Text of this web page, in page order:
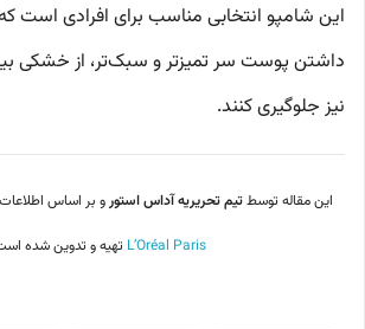
این شامپو انتخابی مناسب برای افرادی است
داشتن پوست سر تمیزتر و سبک‌تر، از خشکی
نیز جلوگیری کنند.
این مقاله توسطتیم تحریریه آداس استور و بر اساس
L’Oréal Paris تهیه و تدوین شده